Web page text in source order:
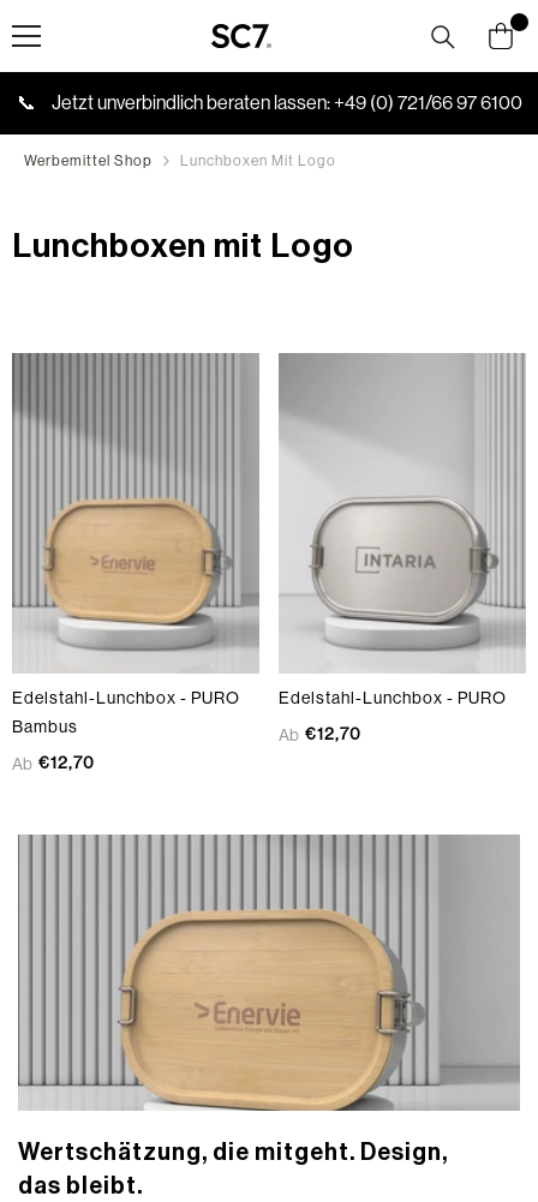
Skip to content
📞 Jetzt unverbindlich beraten lassen:+49 (0) 721/66 97 6100
Werbemittel Shop Lunchboxen Mit Logo
Lunchboxen mit Logo
Edelstahl-Lunchbox - PURO
Bambus
Ab €12,70
Edelstahl-Lunchbox - PURO
Ab €12,70
Wertschätzung, die mitgeht. Design,
das bleibt.